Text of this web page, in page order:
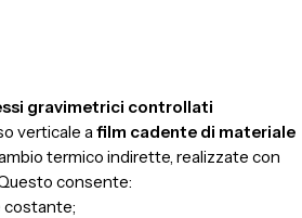
gravimetrici controllati
verticale afilm cadente di materiale
termico indirette, realizzate con
consente:
costante;